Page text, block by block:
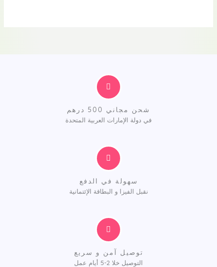
شحن مجاني 500 درهم
في دولة الإمارات العربية المتحدة
سهولة في الدفع
نقبل الفيزا و البطاقة الإئتمانية
توصيل آمن و سريع
التوصيل خلا 2-5 أيام عمل